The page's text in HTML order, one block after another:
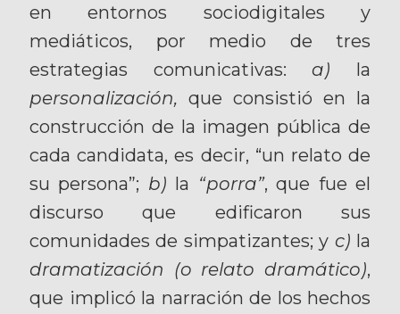
en entornos sociodigitales y
mediáticos, por medio de tres
estrategias comunicativas:a) la
personalización, que consistió en la
construcción de la imagen pública de
cada candidata, es decir, “un relato de
su persona”; b) la “porra”, que fue el
discurso que edificaron sus
comunidades de simpatizantes; y c) la
dramatización (o relato dramático),
que implicó la narración de los hechos